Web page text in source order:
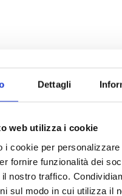
Dettagli
web utilizza i cookie
i cookie per
fornire funzionalità dei
nostro traffico.
sul modo in cui utilizza il
Potrebbe
DISPONIBILITÀ
ESAURITO.
VERIFICA